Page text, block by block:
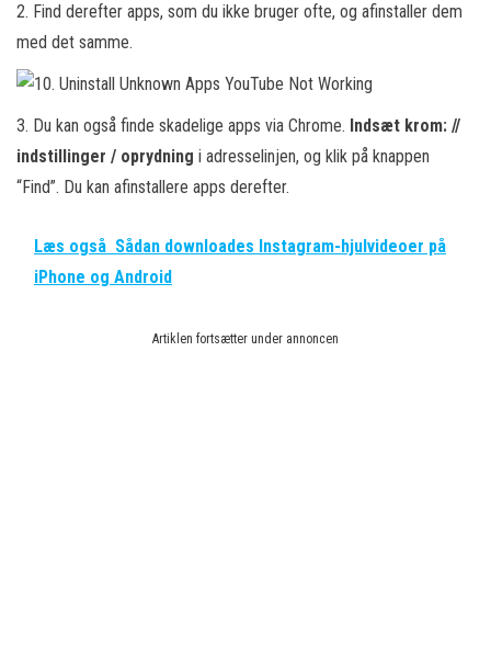
2. Find derefter apps, som du ikke bruger ofte, og afinstaller dem
med det samme.
3. Du kan også finde skadelige apps via Chrome. Indsæt krom: //
indstillinger / oprydning i adresselinjen, og klik på knappen
“Find”. Du kan afinstallere apps derefter.
Læs også Sådan downloades Instagram-hjulvideoer på
iPhone og Android
Artiklen fortsætter under annoncen